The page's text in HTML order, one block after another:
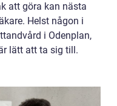
att göra kan nästa
Helst någon i
i Odenplan,
lätt att ta sig till.